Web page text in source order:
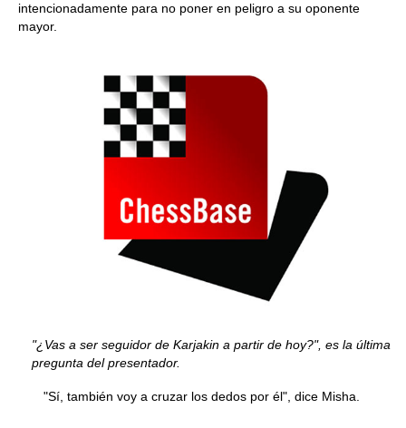
intencionadamente para no poner en peligro a su oponente
mayor.
"¿Vas a ser seguidor de Karjakin a partir de hoy?", es la última
pregunta del presentador.
"Sí, también voy a cruzar los dedos por él", dice Misha.